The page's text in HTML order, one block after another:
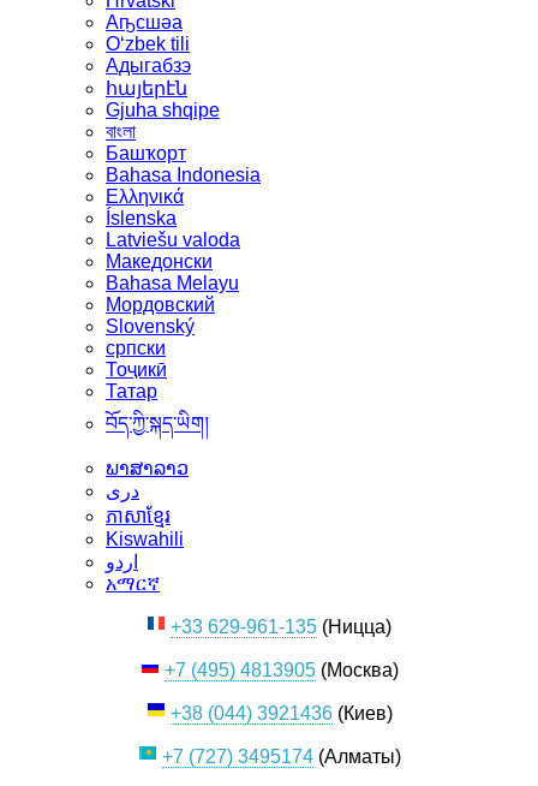
Аҧсшәа
Oʻzbek tili
Адыгабзэ
հայերէն
Gjuha shqipe
বাংলা
Башҡорт
Bahasa Indonesia
Ελληνικά
Íslenska
Latviešu valoda
Македонски
Bahasa Melayu
Мордовский
Slovenský
српски
Тоҷикӣ
Татар
བོད་ཀྱི་སྐད་ཡིག།
ພາສາລາວ
دری
ភាសាខ្មែរ
Kiswahili
اردو
አማርኛ
+33 629-961-135 (Ницца)
+7 (495) 4813905(Москва)
+38 (044) 3921436(Киев)
+7 (727) 3495174(Алматы)